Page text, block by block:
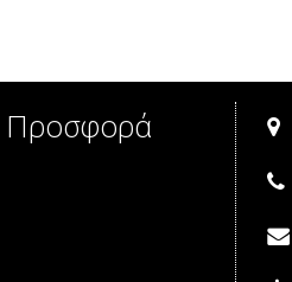
Προσφορά